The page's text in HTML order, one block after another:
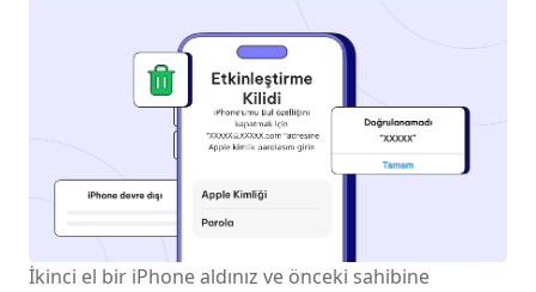
İkinci el bir iPhone aldınız ve önceki sahibine